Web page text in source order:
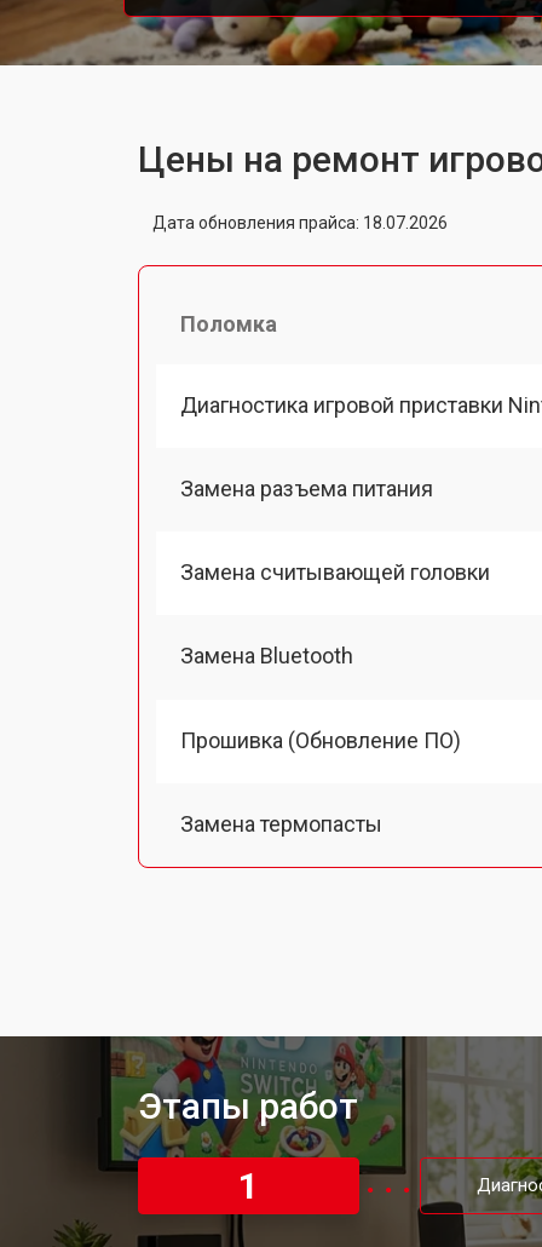
Цены на ремонт
Дата обновления прайса: 18.07.2026
Поломка
Диагностика игровой приставки
Замена разъема питания
Замена считывающей головки
Замена Bluetooth
Прошивка (Обновление ПО)
Замена термопасты
Замена оперативной памяти
Замена кулера игровой приставки
Этапы работ
1